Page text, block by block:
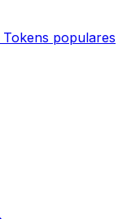
Tokens populares